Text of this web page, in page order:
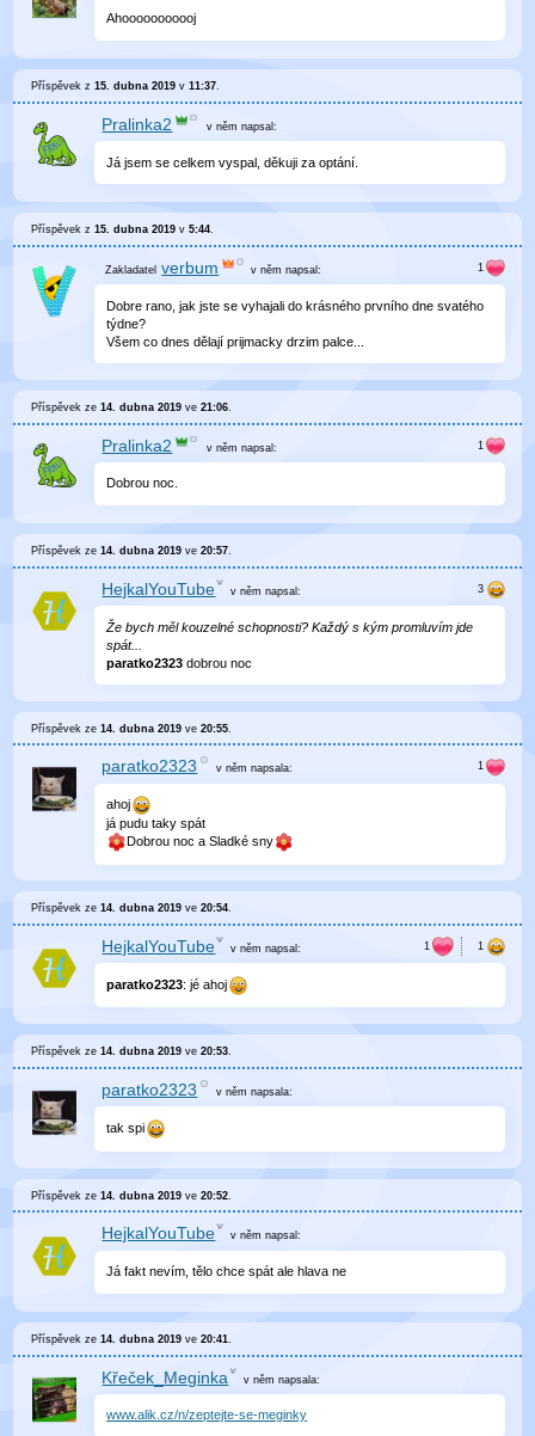
Ahooooooooooj
Příspěvek z15. dubna 2019 v11:37.
Pralinka2 v něm napsal:
Já jsem se celkem vyspal, děkuji za optání.
Příspěvek z15. dubna 2019 v5:44.
verbum v něm napsal:
Dobre rano, jak jste se vyhajali do krásného prvního dne svatého
týdne?
Všem co dnes dělají prijmacky drzim palce...
Příspěvek ze14. dubna 2019 ve21:06
Pralinka2 v něm napsal:
Dobrou noc.
Příspěvek ze14. dubna 2019 ve20:57.
HejkalYouTube v něm napsal:
Že bych měl kouzelné schopnosti? Každý s kým promluvím jde
spát...
paratko2323dobrou noc
Příspěvek ze14. dubna 2019 ve20:55
paratko2323 v němnapsala:
ahoj
já pudu taky spát
Dobrou noc a Sladké sny
Příspěvek ze14. dubna 2019 ve20:54.
HejkalYouTube v něm napsal:
paratko2323: jé ahoj
Příspěvek ze14. dubna 2019 ve20:53.
paratko2323 v němnapsala:
tak spi
Příspěvek ze14. dubna 2019 ve20:52
HejkalYouTube v něm napsal:
Já fakt nevím, tělo chce spát ale hlava ne
Příspěvek ze14. dubna 2019 ve20:41
Křeček_Meginka v něm napsala:
www.alik.cz/n/zeptejte-se-meginky